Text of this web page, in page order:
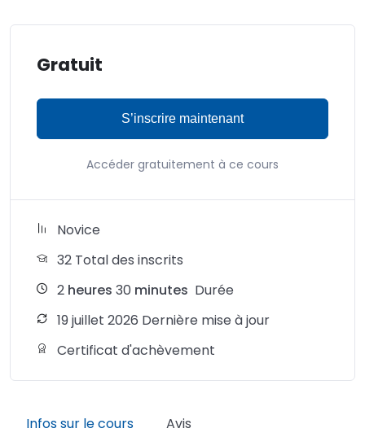
Gratuit
S’inscrire maintenant
Accéder gratuitement à ce cours
Novice
32 Total des inscrits
2 heures 30 minutes Durée
19 juillet 2026 Dernière mise à jour
Certificat d'achèvement
Infos sur le cours Avis